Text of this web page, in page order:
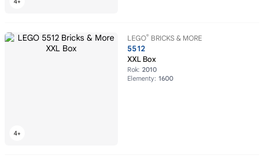
LEGO® BRICKS & MORE
5512
XXL Box
Rok: 2010
Elementy: 1600